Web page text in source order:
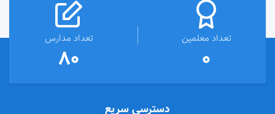
تعداد معلمین
0
تعداد مدارس
80
دسترسی سریع